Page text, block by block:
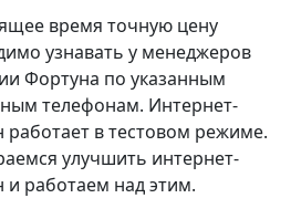
[4]
[1]
время точную цену
узнавать у менеджеров
Фортуна по указанным
телефонам. Интернет-
работает в тестовом режиме.
улучшить интернет-
и работаем над этим.